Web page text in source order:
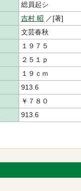
総員起シ
吉村 昭 ／[著]
文芸春秋
１９７５
２５１ｐ
１９ｃｍ
913.6
￥７８０
913.6